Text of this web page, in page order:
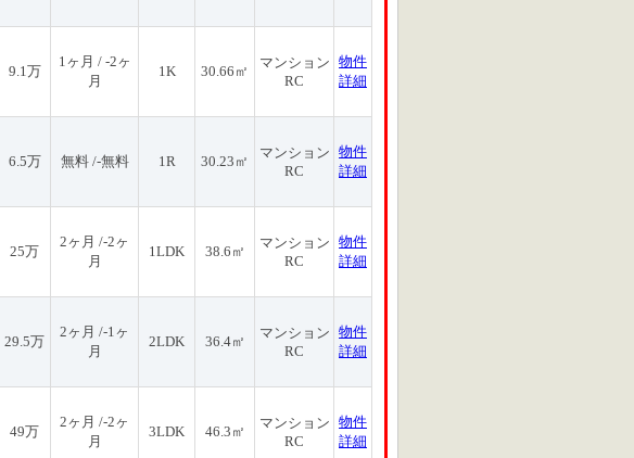
9.1万
1ヶ月 / -2ヶ
月
1K 30.66㎡
マンション
RC
物件
詳細
6.5万 無料 /-無料 1R 30.23㎡
マンション
RC
物件
詳細
25万
2ヶ月 /-2ヶ
月
1LDK 38.6㎡
マンション
RC
物件
詳細
29.5万
2ヶ月 /-1ヶ
月
2LDK 36.4㎡
マンション
RC
物件
詳細
49万
2ヶ月 /-2ヶ
月
3LDK 46.3㎡
マンション
RC
物件
詳細